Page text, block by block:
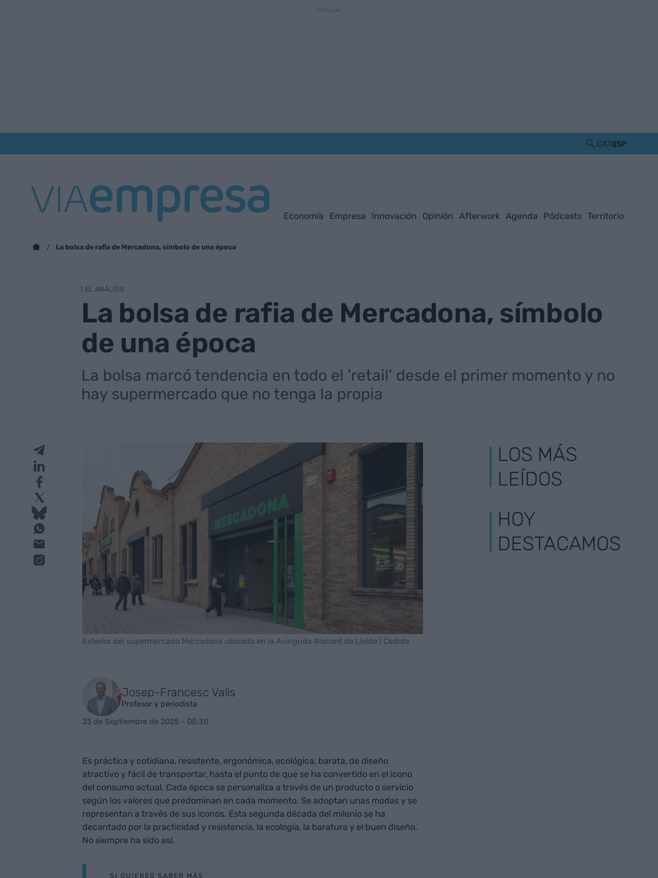
CATESP
Economía Empresa Innovación Opinión Afterwork Agenda Pódcasts Territorio
La bolsa de rafia de Mercadona, símbolo de una época
EL ANÁLISIS
La bolsa de rafia de Mercadona, símbolo
de una época
La bolsa marcó tendencia en todo el 'retail' desde el primer momento y no
hay supermercado que no tenga la propia
Exterior del supermercado Mercadona ubicado en la Avinguda Alacant de Lleida | Cedida
Josep-Francesc Valls
Profesor y periodista
23 de Septiembre de 2025 - 05:30
Es práctica y cotidiana, resistente, ergonómica, ecológica, barata, de diseño
atractivo y fácil de transportar, hasta el punto de que se ha convertido en el icono
del consumo actual. Cada época se personaliza a través de un producto o servicio
según los valores que predominan en cada momento. Se adoptan unas modas y se
representan a través de sus iconos. Esta segunda década del milenio se ha
decantado por la practicidad y resistencia, la ecología, la baratura y el buen diseño.
No siempre ha sido así.
SI QUIERES SABER MÁS
LOS MÁS
LEÍDOS
HOY
DESTACAMOS